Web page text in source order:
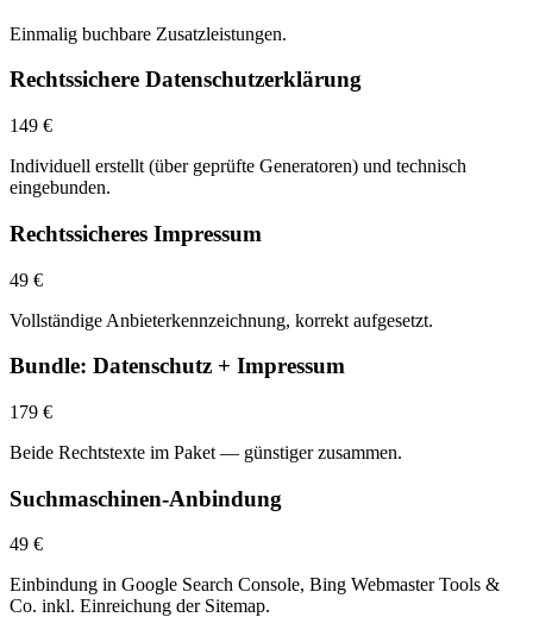
Einmalig buchbare Zusatzleistungen.
Rechtssichere Datenschutzerklärung
149 €
Individuell erstellt (über geprüfte Generatoren) und technisch
eingebunden.
Rechtssicheres Impressum
49 €
Vollständige Anbieterkennzeichnung, korrekt aufgesetzt.
Bundle: Datenschutz + Impressum
179 €
Beide Rechtstexte im Paket — günstiger zusammen.
Suchmaschinen-Anbindung
49 €
Einbindung in Google Search Console, Bing Webmaster Tools &
Co. inkl. Einreichung der Sitemap.